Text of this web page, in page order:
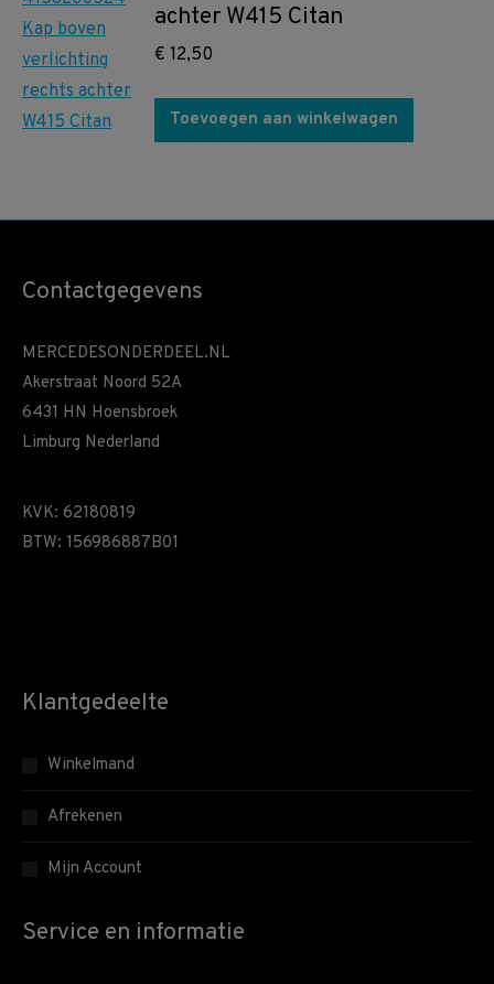
achter W415 Citan
€ 12,50
Toevoegen aan winkelwagen
Contactgegevens
MERCEDESONDERDEEL.NL
Akerstraat Noord 52A
6431 HN Hoensbroek
Limburg Nederland
KVK: 62180819
BTW: 156986887B01
Klantgedeelte
Winkelmand
Afrekenen
Mijn Account
Service en informatie